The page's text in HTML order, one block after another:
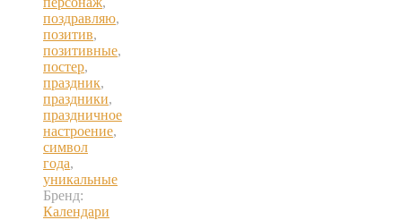
поздравляю,
позитив,
позитивные,
постер,
праздник,
праздники,
праздничное
настроение,
символ
года,
уникальные
Бренд:
Календари